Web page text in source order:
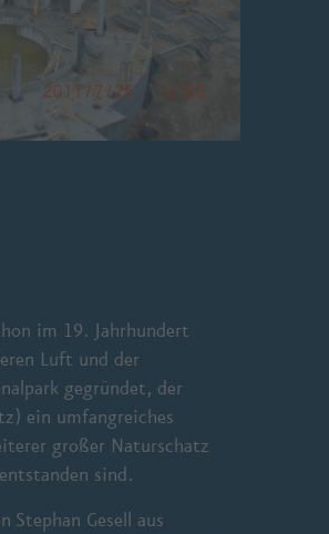
im 19. Jahrhundert
Luft und der
gegründet, der
ein umfangreiches
großer Naturschatz
sind.
Gesell aus